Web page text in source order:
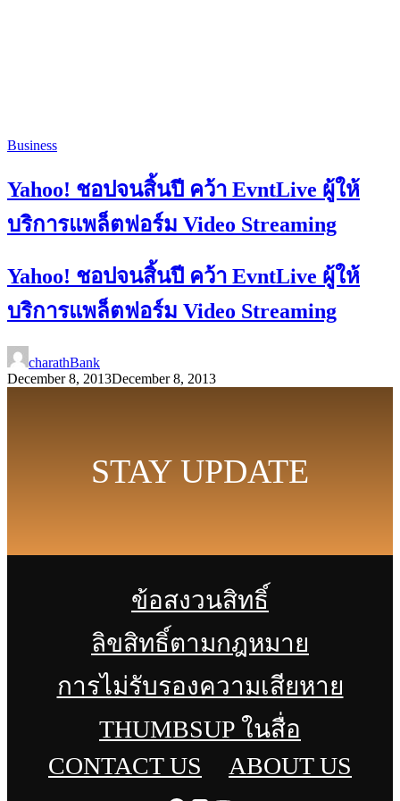
Business
Yahoo! ชอปจนสิ้นปี คว้า EvntLive ผู้ให้
บริการแพล็ตฟอร์ม Video Streaming
Yahoo! ชอปจนสิ้นปี คว้า EvntLive ผู้ให้
บริการแพล็ตฟอร์ม Video Streaming
charathBank
December 8, 2013December 8, 2013
STAY UPDATE
ข้อสงวนสิทธิ์
ลิขสิทธิ์ตามกฎหมาย
การไม่รับรองความเสียหาย
THUMBSUP ในสื่อ
CONTACT US
ABOUT US